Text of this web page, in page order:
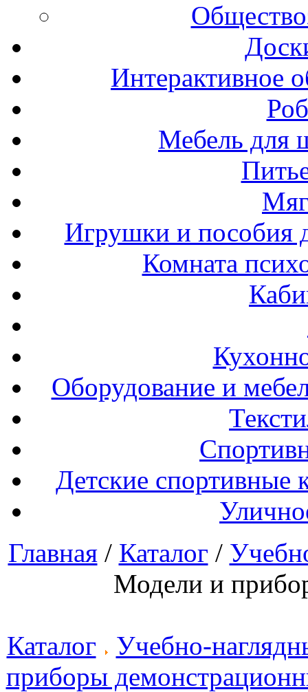
Интерактивное
Мебель для
Игрушки и пособия
Комната
Оборудование и
Детские спортивные
Главная/ Каталог /
Модели и
Каталог
Учебно-
приборы